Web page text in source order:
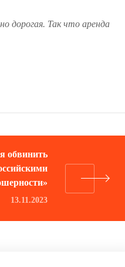
дорогая. Так что аренда
обвинить
13.11.2023